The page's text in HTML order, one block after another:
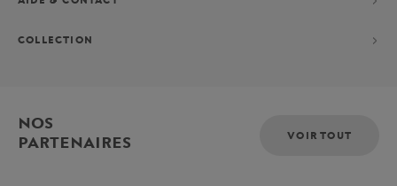
COLLECTION
NOS
PARTENAIRES
VOIR TOUT